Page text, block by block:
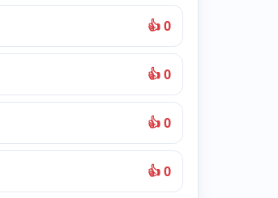
👍 0
👍 0
👍 0
👍 0